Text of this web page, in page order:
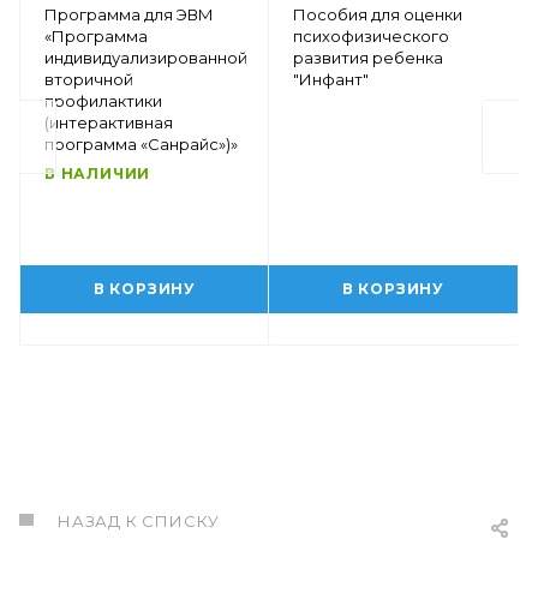
Программа для ЭВМ
«Программа
индивидуализированной
вторичной
профилактики
(интерактивная
программа «Санрайс»)»
В НАЛИЧИИ
В КОРЗИНУ
Пособия для оценки
психофизического
развития ребенка
"Инфант"
В КОРЗИНУ
НАЗАД К СПИСКУ